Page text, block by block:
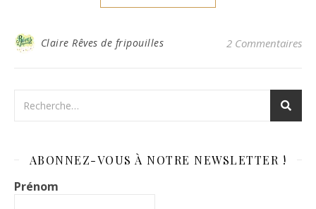
Claire Rêves de fripouilles 2 Commentaires
ABONNEZ-VOUS À NOTRE NEWSLETTER !
Prénom